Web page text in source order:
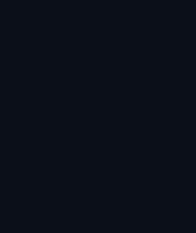
5 Haut-Parleur
SIM 128 Go